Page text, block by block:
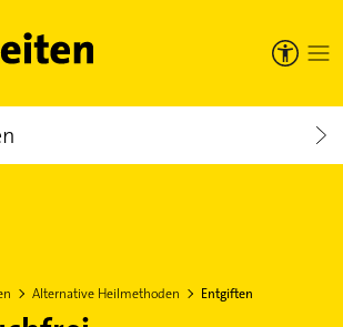
Alternative Heilmethoden Entgiften